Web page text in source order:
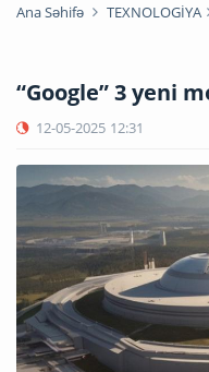
Ana Səhifə TEXNOLOGİYA
“Google” 3 yeni
12-05-2025 12:31